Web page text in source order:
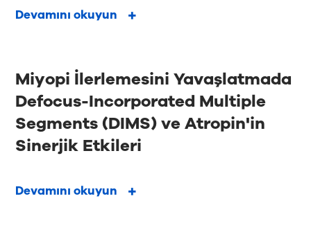
Devamını okuyun
Miyopi İlerlemesini Yavaşlatmada
Defocus-Incorporated Multiple
Segments (DIMS) ve Atropin'in
Sinerjik Etkileri
Devamını okuyun